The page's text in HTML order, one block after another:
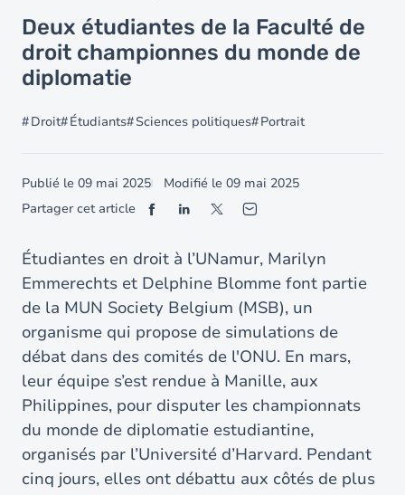
Deux étudiantes de la Faculté de
droit championnes du monde de
diplomatie
Droit Étudiants Sciences politiques Portrait
Publié le 09 mai 2025 Modifié le 09 mai 2025
Partager cet article
Étudiantes en droit à l’UNamur, Marilyn
Emmerechts et Delphine Blomme font partie
de la MUN Society Belgium (MSB), un
organisme qui propose de simulations de
débat dans des comités de l'ONU. En mars,
leur équipe s’est rendue à Manille, aux
Philippines, pour disputer les championnats
du monde de diplomatie estudiantine,
organisés par l’Université d’Harvard. Pendant
cinq jours, elles ont débattu aux côtés de plus